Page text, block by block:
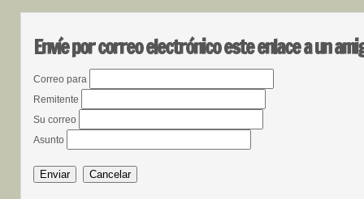
Envíe por correo electrónico este enlace a un
Correo para
Remitente
Su correo
Asunto
Enviar Cancelar